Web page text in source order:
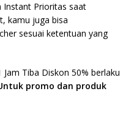
Instant Prioritas saat
kamu juga bisa
sesuai ketentuan yang
Tiba Diskon 50% berlaku
promo dan produk